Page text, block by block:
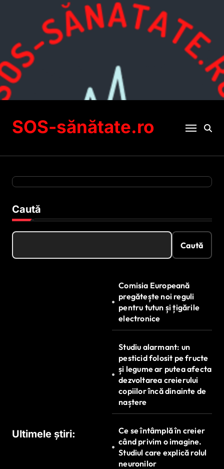
SOS-sănătate.ro
Caută
Caută
Ultimele știri:
Comisia Europeană
pregătește noi reguli
pentru tutun și țigările
electronice
Studiu alarmant: un
pesticid folosit pe fructe
și legume ar putea afecta
dezvoltarea creierului
copiilor încă dinainte de
naștere
Ce se întâmplă în creier
când privim o imagine.
Studiul care explică rolul
neuronilor